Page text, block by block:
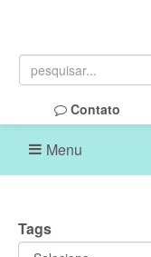
Contato
Menu
Tags